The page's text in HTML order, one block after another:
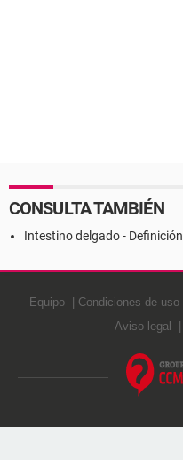
CONSULTA TAMBIÉN
Intestino delgado - Definición
Equipo Condiciones de uso
Aviso legal